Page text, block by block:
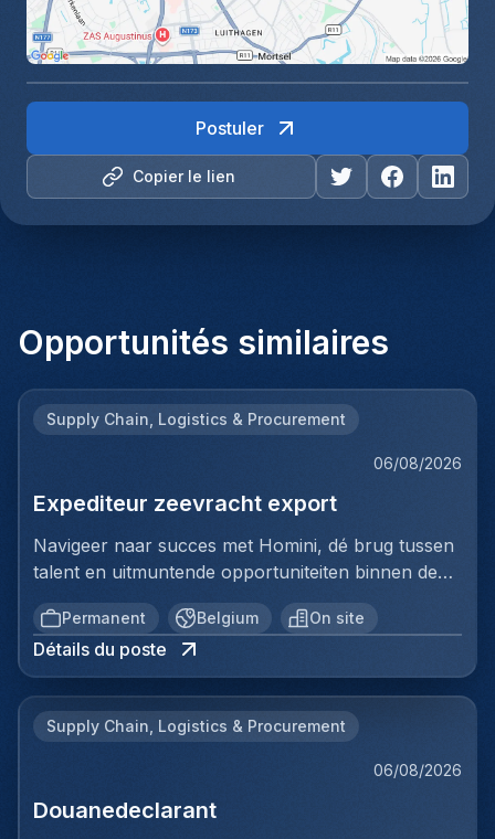
Copier le lien
Postuler
Opportunités similaires
Supply Chain, Logistics & Procurement
06/08/2026
Expediteur zeevracht export
Navigeer naar succes met Homini, dé brug tussen
talent en uitmuntende opportuniteiten binnen de
arbeidsmarkt. Als voorloper in wervingsdiensten,
matchen we toptalent met topbedrijven in diverse
sectoren. Met onze expertise en toewijding streven
we naar duurzame relaties en succesvolle
we vinden de perfecte match, keer op keer.Voor
verantwoordelijkheden:In deze functie ben je
Permanent Belgium On site
Détails du poste
Supply Chain, Logistics & Procurement
06/08/2026
Douanedeclarant